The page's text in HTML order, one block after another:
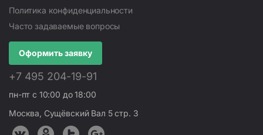
Политика конфиденциальности
Часто задаваемые вопросы
Оформить заявку
+7 495 204-19-91
пн-пт с 10:00 до 18:00
Москва, Сущёвский Вал 5 стр. 3